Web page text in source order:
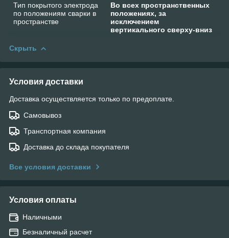
Тип покрытого электрода
по положениям сварки в
пространстве
Во всех пространственных
положениях, за
исключением
вертикального сверху-вниз
Скрыть
Условия доставки
Доставка осуществляется только по предоплате.
Самовывоз
Транспортная компания
Доставка до склада покупателя
Все условия доставки
Условия оплаты
Наличными
Безналичный расчет